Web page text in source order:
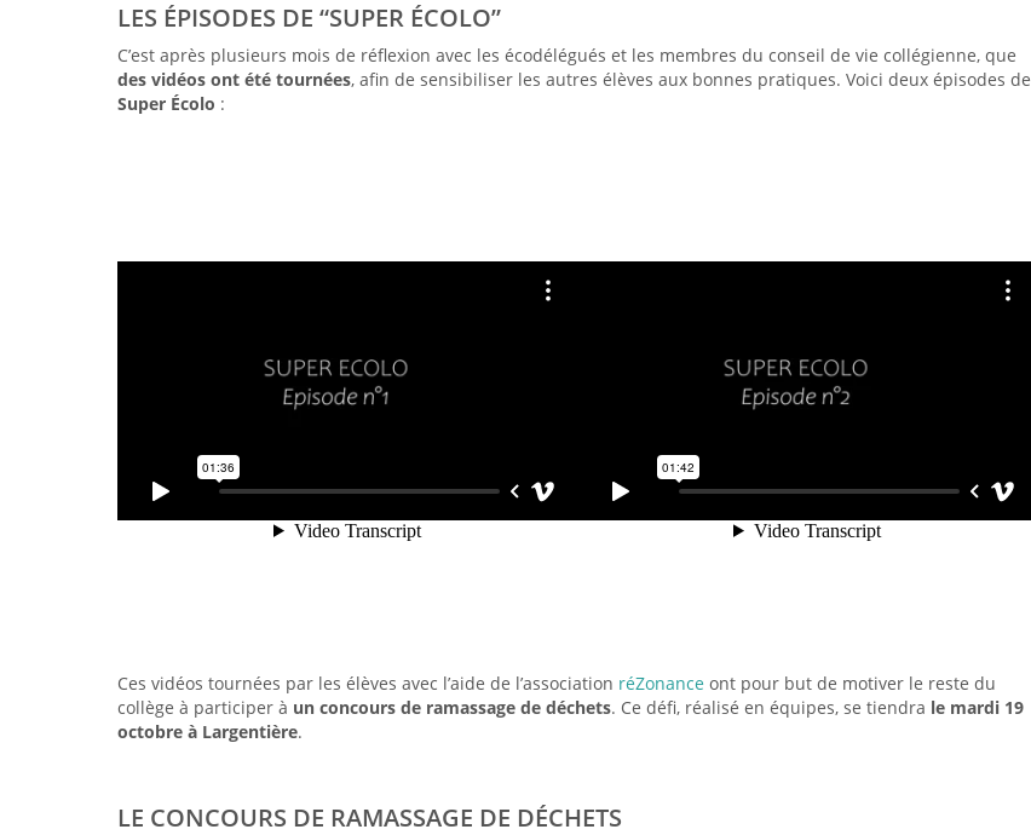
LES ÉPISODES DE “SUPER ÉCOLO”
C’est après plusieurs mois de réflexion avec les écodélégués et les membres du conseil de vie collégienne, que
des vidéos ont été tournées, afin de sensibiliser les autres élèves aux bonnes pratiques. Voici deux épisodes de
Super Écolo :
Ces vidéos tournées par les élèves avec l’aide de l’association réZonance ont pour but de motiver le reste du
collège à participer à un concours de ramassage de déchets. Ce défi, réalisé en équipes, se tiendra le mardi 19
octobre à Largentière.
LE CONCOURS DE RAMASSAGE DE DÉCHETS